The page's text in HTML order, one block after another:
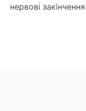
нервові